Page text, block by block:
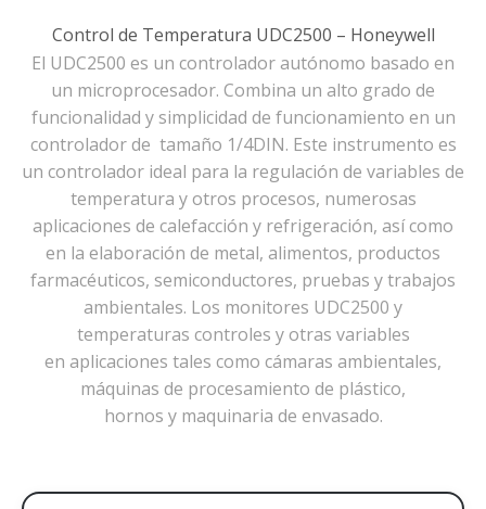
Control de Temperatura UDC2500 – Honeywell
El UDC2500 es un controlador autónomo basado en
un microprocesador. Combina un alto grado de
funcionalidad y simplicidad de funcionamiento en un
controlador de tamaño 1/4DIN. Este instrumento es
un controlador ideal para la regulación de variables de
temperatura yotros procesos, numerosas
aplicaciones de calefacción y refrigeración, así como
en la elaboración de metal, alimentos, productos
farmacéuticos, semiconductores, pruebas ytrabajos
ambientales. Los monitores UDC2500 y
temperaturas controles y otras variables
en aplicaciones tales como cámaras ambientales,
máquinas de procesamiento de plástico,
hornos y maquinaria de envasado.